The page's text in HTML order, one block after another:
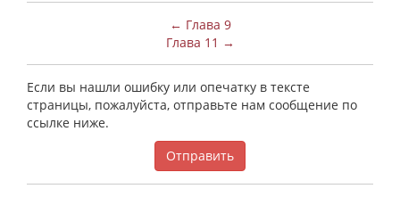
← Глава 9
Глава 11 →
Если вы нашли ошибку или опечатку в тексте
страницы, пожалуйста, отправьте нам сообщение по
ссылке ниже.
Отправить